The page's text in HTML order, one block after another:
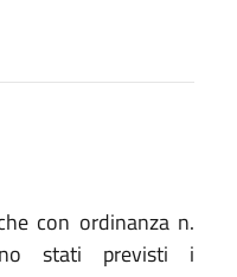
con ordinanza n.
stati previsti i